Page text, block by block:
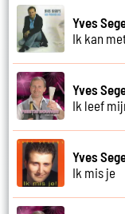
Yves
Ik kan
Yves
Ik leef
Yves
Ik mis je